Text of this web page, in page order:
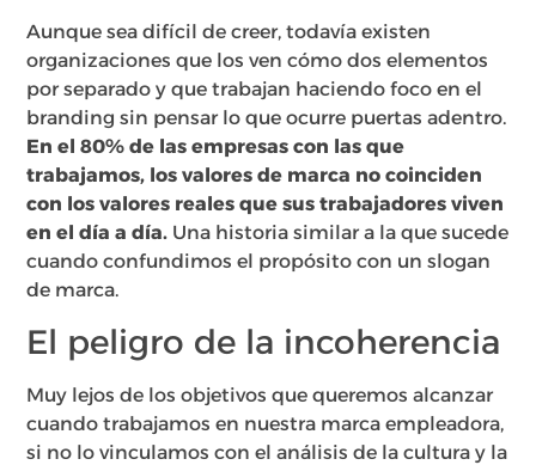
Aunque sea difícil de creer, todavía existen
organizaciones que los ven cómo dos elementos
por separado y que trabajan haciendo foco en el
branding sin pensar lo que ocurre puertas adentro.
En el 80% de las empresas con las que
trabajamos, los valores de marca no coinciden
con los valores reales que sus trabajadores viven
en el día a día. Una historia similar a la que sucede
cuando confundimos el propósito con un slogan
de marca.
El peligro de la incoherencia
Muy lejos de los objetivos que queremos alcanzar
cuando trabajamos en nuestra marca empleadora,
si no lo vinculamos con el análisis de la cultura y la